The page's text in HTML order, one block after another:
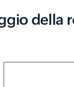
della